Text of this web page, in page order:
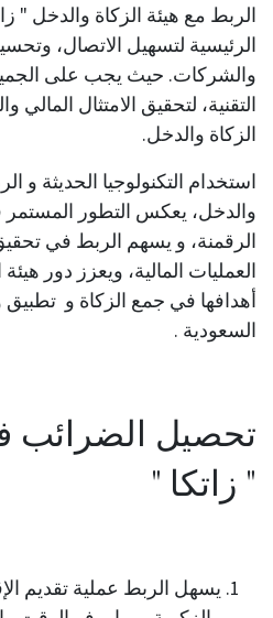
الربط مع هيئة الزكاة والدخل "
الرئيسية لتسهيل الاتصال،
والشركات. حيث يجب على
التقنية، لتحقيق الامتثال المالي
الزكاة والدخل.
استخدام التكنولوجيا الحديثة و
والدخل، يعكس التطور المستمر
الرقمنة، و يسهم الربط في
العمليات المالية، ويعزز دور
أهدافها في جمع الزكاة و
السعودية .
تحصيل الضرائب
" زاتكا "
يسهل الربط عملية تقديم